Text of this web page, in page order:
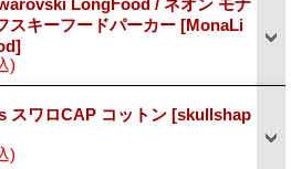
LongFood / ネオン モナ
スキーフードパーカー [MonaLi
)
スワロCAP コットン [skullshap
)